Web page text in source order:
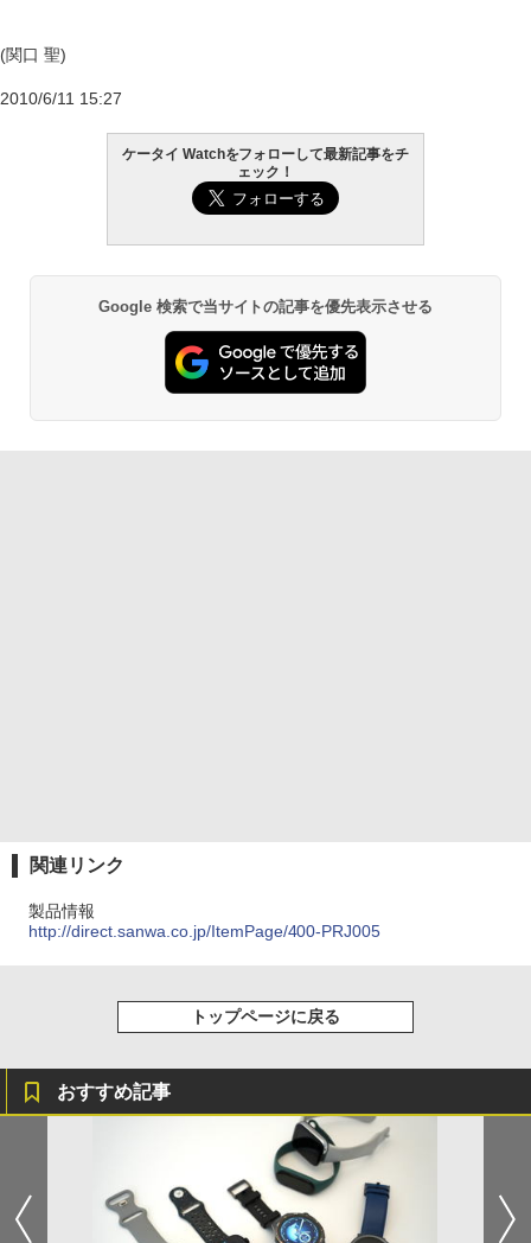
(関口 聖)
2010/6/11 15:27
ケータイ Watchをフォローして最新記事をチ
ェック！
Google 検索で当サイトの記事を優先表示させる
関連リンク
製品情報
http://direct.sanwa.co.jp/ItemPage/400-PRJ005
トップページに戻る
おすすめ記事